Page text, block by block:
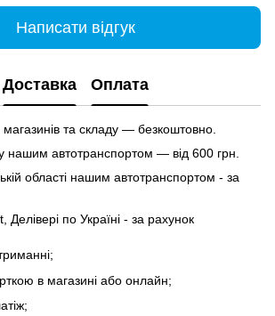
Написати відгук
Доставка Оплата
та складу — безкоштовно.
нашим автотранспортом — від 600 грн.
області нашим автотранспортом - за
по Україні - за рахунок
в магазині або онлайн;